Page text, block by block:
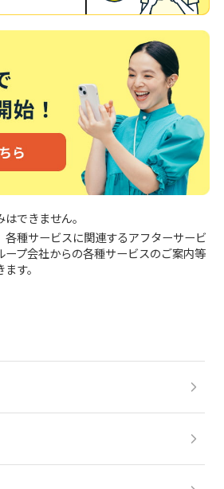
できません。
各種サービスに関連するアフターサービ
ープ会社からの各種サービスのご案内等
す。